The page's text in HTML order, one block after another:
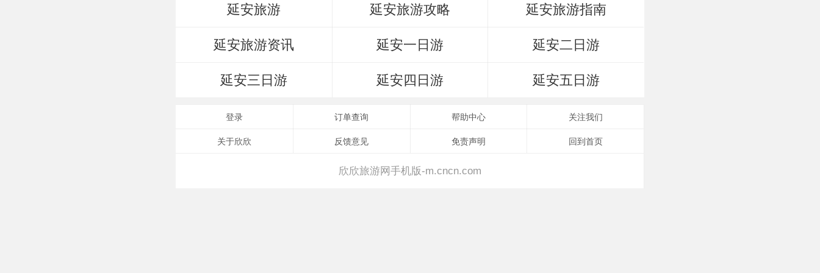
延安旅游 延安旅游攻略 延安旅游指南
延安旅游资讯 延安一日游 延安二日游
延安三日游 延安四日游 延安五日游
登录 订单查询 帮助中心 关注我们
关于欣欣 反馈意见 免责声明 回到首页
欣欣旅游网手机版-m.cncn.com